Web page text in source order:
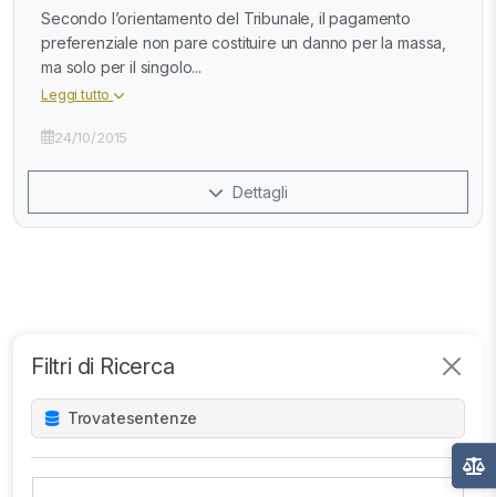
Filtri di Ricerca
Trovatesentenze
Secondo l’orientamento del Tribunale, il pagamento
preferenziale non pare costituire un danno per la massa,
ma solo per il singolo...
Leggi tutto
24/10/2015
Dettagli